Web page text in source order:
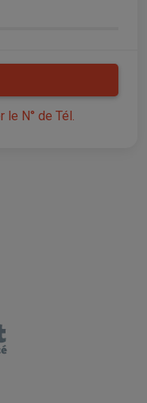
le N° de Tél.